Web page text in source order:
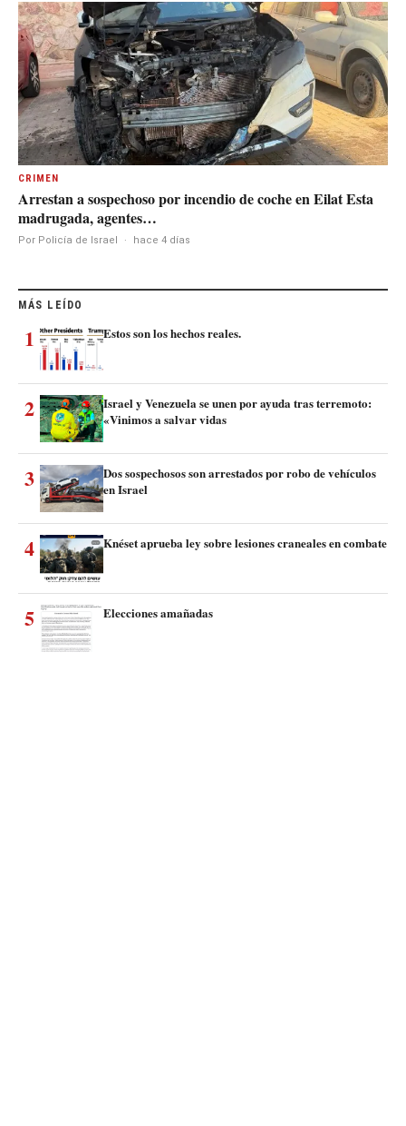
CRIMEN
Arrestan a sospechoso por incendio de coche en Eilat Esta
madrugada, agentes…
Por Policía de Israel · hace 4 días
MÁS LEÍDO
1 Estos son los hechos reales.
2
Israel y Venezuela se unen por ayuda tras terremoto:
«Vinimos a salvar vidas
3
Dos sospechosos son arrestados por robo de vehículos
en Israel
4 Knéset aprueba ley sobre lesiones craneales en combate
5 Elecciones amañadas